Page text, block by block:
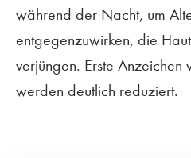
während der Nacht, um
entgegenzuwirken, die
verjüngen. Erste Anzeichen
werden deutlich reduziert.